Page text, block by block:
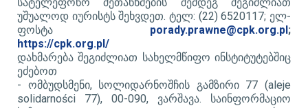
უშუალოდ იურისტს შეხვდეთ. ტელ: (22) 6520117; ელ-
ფოსტა porady.prawne@cpk.org.pl;
https://cpk.org.pl/
დახმარება შეგიძლიათ სახელმწიფო ინსტიტუტებშიც
ეძებოთ
- ომბუდსმენი, სოლიდარნოშჩის გამზირი 77 (aleje
solidarności 77), 00-090, ვარშავა. საინფორმაციო